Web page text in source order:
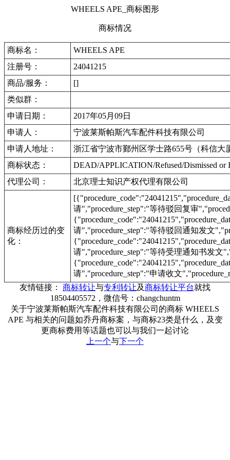
WHEELS APE_商标图形
商标情况
商标名：
WHEELS APE
注册号：
24041215
商品/服务：
[]
类似群：
申请日期：
2017年05月09日
申请人：
宁波莱斯帕斯汽车配件科技有限公司
申请人地址：
浙江省宁波市鄞州区学士路655号（科信大
商标状态：
DEAD/APPLICATION/Refused/Dismissed
代理公司：
北京理士知识产权代理有限公司
商标经历过的变
化：
请","procedure_step":"等待驳回复审
请","procedure_step":"等待驳回通知发文
请","procedure_step":"等待受理通知书发文
请","procedure_step":"申请收文
友情链接： 商标转让与专利转让及商标转让平台就找
18504405572，微信号：changchuntm
关于宁波莱斯帕斯汽车配件科技有限公司的商标 WHEELS
APE 与相关的问题如乔丹商标案，与商标23类是什么，及变
更商标费用等话题也可以与我们一起讨论
上一个与下一个